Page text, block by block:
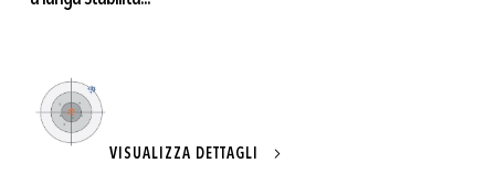
VISUALIZZA DETTAGLI